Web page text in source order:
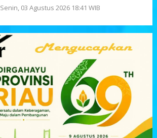
Yatim
Senin, 03 Agustus 2026 18:41 WIB